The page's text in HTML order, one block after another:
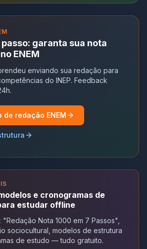
garanta sua nota
ENEM
enviando sua redação para
do INEP. Feedback
redação ENEM
e cronogramas de
estudar offline
Nota 1000 em 7 Passos",
sociocultural, modelos de estrutura
de estudo — tudo gratuito.